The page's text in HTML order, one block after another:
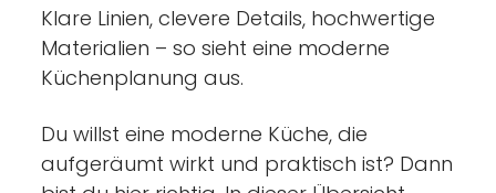
Klare Linien, clevere Details, hochwertige
Materialien – so sieht eine moderne
Küchenplanung aus.
Du willst eine moderne Küche, die
aufgeräumt wirkt und praktisch ist? Dann